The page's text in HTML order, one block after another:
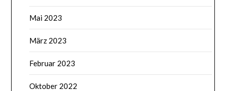
Mai 2023
März 2023
Februar 2023
Oktober 2022